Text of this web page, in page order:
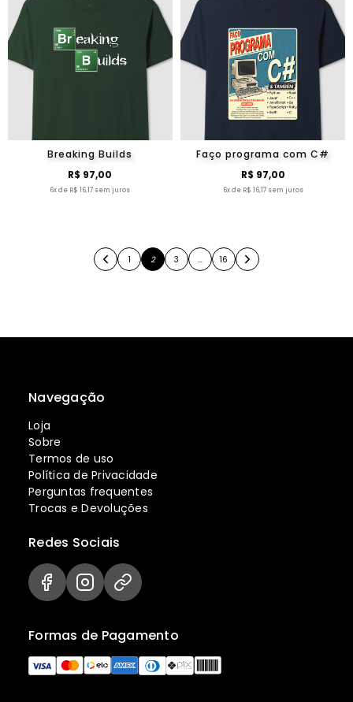
Breaking Builds
R$ 97,00
6x de R$ 16,17 sem juros
Faço programa com C#
R$ 97,00
6x de R$ 16,17 sem juros
1 2 3 … 16
Navegação
Loja
Sobre
Termos de uso
Política de Privacidade
Perguntas frequentes
Trocas e Devoluções
Formas de Pagamento
Redes Sociais